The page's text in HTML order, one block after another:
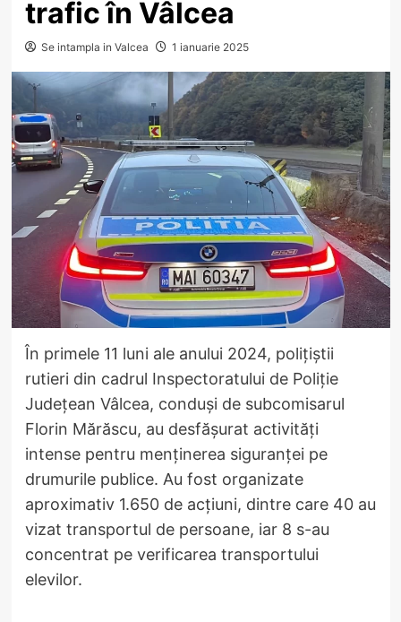
trafic în Vâlcea
Se intampla in Valcea 1 ianuarie 2025
În primele 11 luni ale anului 2024, polițiștii
rutieri din cadrul Inspectoratului de Poliție
Județean Vâlcea, conduși de subcomisarul
Florin Mărăscu, au desfășurat activități
intense pentru menținerea siguranței pe
drumurile publice. Au fost organizate
aproximativ 1.650 de acțiuni, dintre care 40 au
vizat transportul de persoane, iar 8 s-au
concentrat pe verificarea transportului
elevilor.